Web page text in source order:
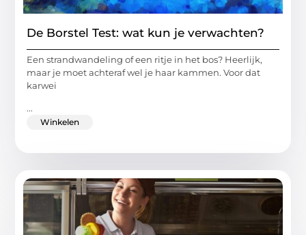
De Borstel Test: wat kun je verwachten?
Een strandwandeling of een ritje in het bos? Heerlijk,
maar je moet achteraf wel je haar kammen. Voor dat
karwei
...
Winkelen